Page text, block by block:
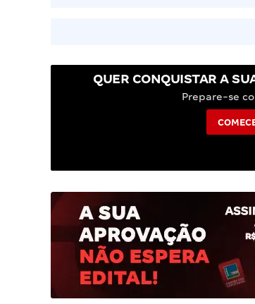
QUER CONQUISTAR A
Prepare-se